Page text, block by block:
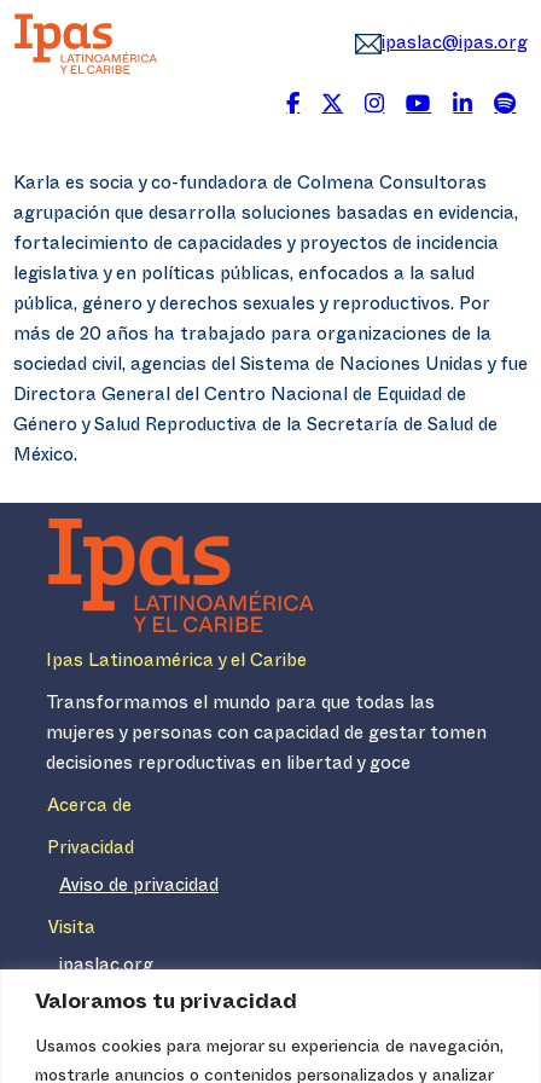
Valoramos tu privacidad
Usamos cookies para mejorar su experiencia de navegación,
mostrarle anuncios o contenidos personalizados y analizar
ipaslac@ipas.org
Karla es socia y co-fundadora de Colmena Consultoras
agrupación que desarrolla soluciones basadas en evidencia,
fortalecimiento de capacidades y proyectos de incidencia
legislativa y en políticas públicas, enfocados a la salud
pública, género y derechos sexuales y reproductivos. Por
más de 20 años ha trabajado para organizaciones de la
sociedad civil, agencias del Sistema de Naciones Unidas y fue
Directora General del Centro Nacional de Equidad de
Género y Salud Reproductiva de la Secretaría de Salud de
México.
Ipas Latinoamérica y el Caribe
Transformamos el mundo para que todas las
mujeres y personas con capacidad de gestar tomen
decisiones reproductivas en libertad y goce
Acerca de
Privacidad
Aviso de privacidad
Visita
ipaslac.org
ipasmexico.org